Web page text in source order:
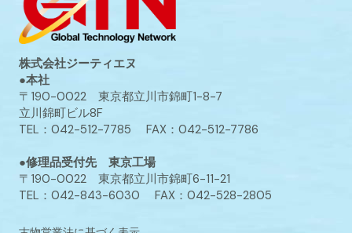
株式会社ジーティエヌ
●本社
〒190-0022 東京都立川市錦町1-8-7
立川錦町ビル8F
TEL：042-512-7785 FAX：042-512-7786
●修理品受付先 東京工場
〒190-0022 東京都立川市錦町6-11-21
TEL：042-843-6030 FAX：042-528-2805